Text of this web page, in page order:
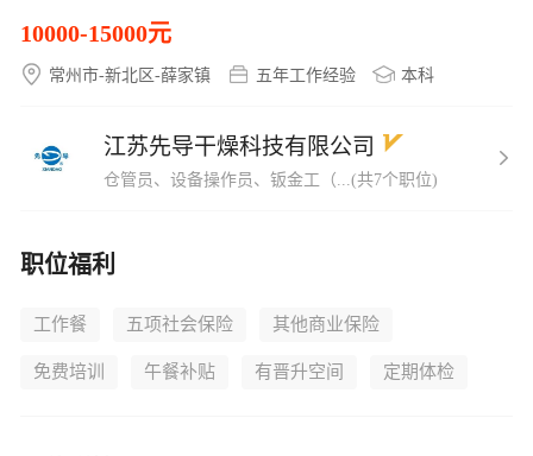
10000-15000元
常州市-新北区-薛家镇 五年工作经验 本科
江苏先导干燥科技有限公司
仓管员、设备操作员、钣金工（...(共7个职位)
职位福利
工作餐 五项社会保险 其他商业保险
免费培训 午餐补贴 有晋升空间 定期体检